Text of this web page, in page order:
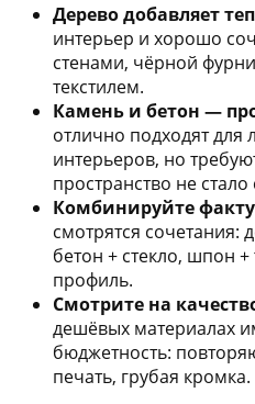
Дерево добавляет
интерьер и хорошо
стенами, чёрной
текстилем.
Камень и бетон —
отлично подходят
интерьеров, но
пространство не
Комбинируйте
смотрятся сочетания:
бетон + стекло, шпон
профиль.
Смотрите на
дешёвых материалах
бюджетность:
печать, грубая кромка.